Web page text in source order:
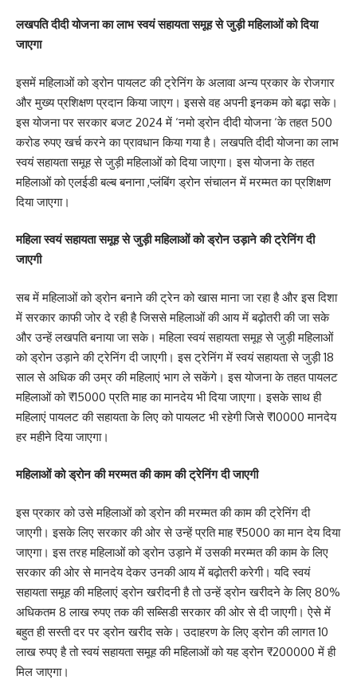
लखपति दीदी योजना का लाभ स्वयं सहायता समूह से जुड़ी महिलाओं को दिया
जाएगा
इसमें महिलाओं को ड्रोन पायलट की ट्रेनिंग के अलावा अन्य प्रकार के रोजगार
और मुख्य प्रशिक्षण प्रदान किया जाएग। इससे वह अपनी इनकम को बढ़ा सके।
इस योजना पर सरकार बजट 2024 में ‘नमो ड्रोन दीदी योजना ‘के तहत 500
करोड रुपए खर्च करने का प्रावधान किया गया है। लखपति दीदी योजना का लाभ
स्वयं सहायता समूह से जुड़ी महिलाओं को दिया जाएगा। इस योजना के तहत
महिलाओं को एलईडी बल्ब बनाना ,प्लंबिंग ड्रोन संचालन में मरम्मत का प्रशिक्षण
दिया जाएगा।
महिला स्वयं सहायता समूह से जुड़ी महिलाओं को ड्रोन उड़ाने की ट्रेनिंग दी
जाएगी
सब में महिलाओं को ड्रोन बनाने की ट्रेन को खास माना जा रहा है और इस दिशा
में सरकार काफी जोर दे रही है जिससे महिलाओं की आय में बढ़ोतरी की जा सके
और उन्हें लखपति बनाया जा सके। महिला स्वयं सहायता समूह से जुड़ी महिलाओं
को ड्रोन उड़ाने की ट्रेनिंग दी जाएगी। इस ट्रेनिंग में स्वयं सहायता से जुड़ी 18
साल से अधिक की उम्र की महिलाएं भाग ले सकेंगे। इस योजना के तहत पायलट
महिलाओं को ₹15000 प्रति माह का मानदेय भी दिया जाएगा। इसके साथ ही
महिलाएं पायलट की सहायता के लिए को पायलट भी रहेगी जिसे ₹10000 मानदेय
हर महीने दिया जाएगा।
महिलाओं को ड्रोन की मरम्मत की काम की ट्रेनिंग दी जाएगी
इस प्रकार को उसे महिलाओं को ड्रोन की मरम्मत की काम की ट्रेनिंग दी
जाएगी। इसके लिए सरकार की ओर से उन्हें प्रति माह ₹5000 का मान देय दिया
जाएगा। इस तरह महिलाओं को ड्रोन उड़ाने में उसकी मरम्मत की काम के लिए
सरकार की ओर से मानदेय देकर उनकी आय में बढ़ोतरी करेगी। यदि स्वयं
सहायता समूह की महिलाएं ड्रोन खरीदनी है तो उन्हें ड्रोन खरीदने के लिए 80%
अधिकतम 8 लाख रुपए तक की सब्सिडी सरकार की ओर से दी जाएगी। ऐसे में
बहुत ही सस्ती दर पर ड्रोन खरीद सके। उदाहरण के लिए ड्रोन की लागत 10
लाख रुपए है तो स्वयं सहायता समूह की महिलाओं को यह ड्रोन ₹200000 में ही
मिल जाएगा।